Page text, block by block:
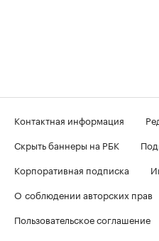
Контактная информация
Скрыть баннеры на РБК
Корпоративная подписка
О соблюдении авторских прав
Пользовательское соглашение